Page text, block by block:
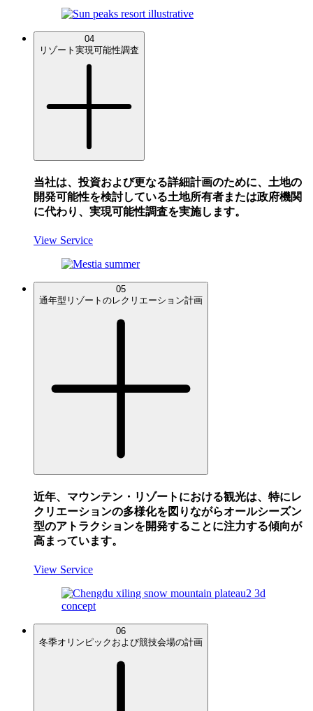
04
リゾート実現可能性調査
当社は、投資および更なる詳細計画のために、土地の
開発可能性を検討している土地所有者または政府機関
に代わり、実現可能性調査を実施します。
View Service
05
通年型リゾートのレクリエーション計画
近年、マウンテン・リゾートにおける観光は、特にレ
クリエーションの多様化を図りながらオールシーズン
型のアトラクションを開発することに注力する傾向が
高まっています。
View Service
06
冬季オリンピックおよび競技会場の計画